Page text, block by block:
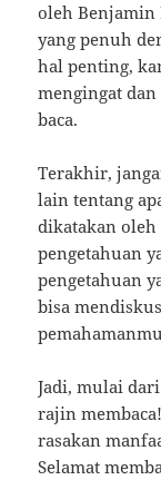
oleh
yang penuh
hal penting,
mengingat
baca.
Terakhir,
lain tentang
dikatakan
pengetahuan
pengetahuan
bisa
Jadi, mulai
rajin
rasakan
Selamat